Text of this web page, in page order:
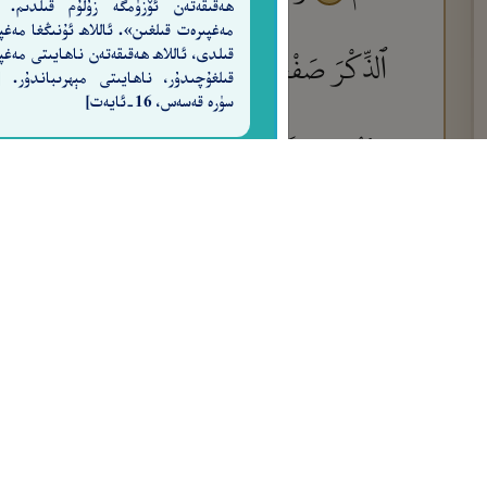
ھەقىقەتەن ئۆزۈمگە زۇلۇم قىلدىم.
مەغپىرەت قىلغىن». ئاللاھ ئۇنىڭغا
قىلدى، ئاللاھ ھەقىقەتەن ناھايىتى
سۈرە قەسەس، 16-ئايەت]
ٱلذِّكْرَ صَفْحًا أَن كُنتُمْ قَوْمًا مُّسْرِفِينَ
مِنْهُم بَطْشًا وَمَضَىٰ مَثَلُ ٱلْأَوَّلِينَ